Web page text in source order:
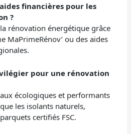
financières pour les
?
rénovation énergétique grâce
MaPrimeRénov’ ou des aides
pour une rénovation
écologiques et performants
les isolants naturels,
certifiés FSC.